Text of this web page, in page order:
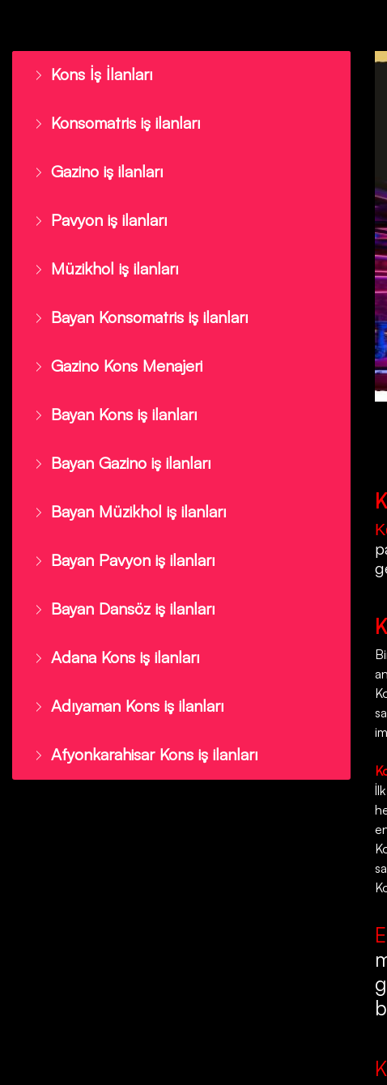
Kons İş İlanları
Konsomatris iş ilanları
Gazino iş ilanları
Pavyon iş ilanları
Müzikhol iş ilanları
Bayan Konsomatris iş ilanları
Gazino Kons Menajeri
Bayan Kons iş ilanları
Bayan Gazino iş ilanları
Bayan Müzikhol iş ilanları
Bayan Pavyon iş ilanları
Bayan Dansöz iş ilanları
Adana Kons iş ilanları
Adıyaman Kons iş ilanları
Afyonkarahisar Kons iş ilanları